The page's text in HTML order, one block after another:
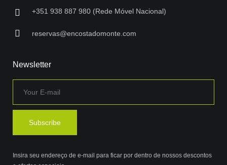
+351 938 887 980 (Rede Móvel Nacional)
reservas@encostadomonte.com
Newsletter
Insira seu endereço de e-mail para ficar por dentro de nossos descontos